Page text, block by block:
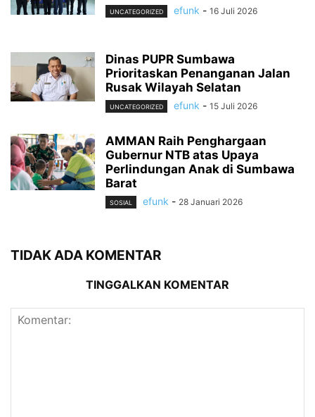
UNCATEGORIZED efunk - 16 Juli 2026
Dinas PUPR Sumbawa
Prioritaskan Penanganan Jalan
Rusak Wilayah Selatan
UNCATEGORIZED efunk - 15 Juli 2026
AMMAN Raih Penghargaan
Gubernur NTB atas Upaya
Perlindungan Anak di Sumbawa
Barat
SOSIAL efunk - 28 Januari 2026
TIDAK ADA KOMENTAR
TINGGALKAN KOMENTAR